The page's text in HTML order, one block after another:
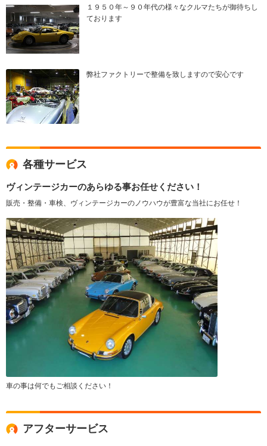
１９５０年～９０年代の様々なクルマたちが御待ちし
ております
弊社ファクトリーで整備を致しますので安心です
各種サービス
ヴィンテージカーのあらゆる事お任せください！
販売・整備・車検、ヴィンテージカーのノウハウが豊富な当社にお任せ！
車の事は何でもご相談ください！
アフターサービス